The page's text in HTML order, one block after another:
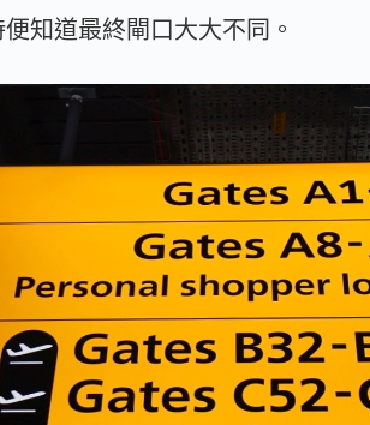
知道最終閘口大大不同。